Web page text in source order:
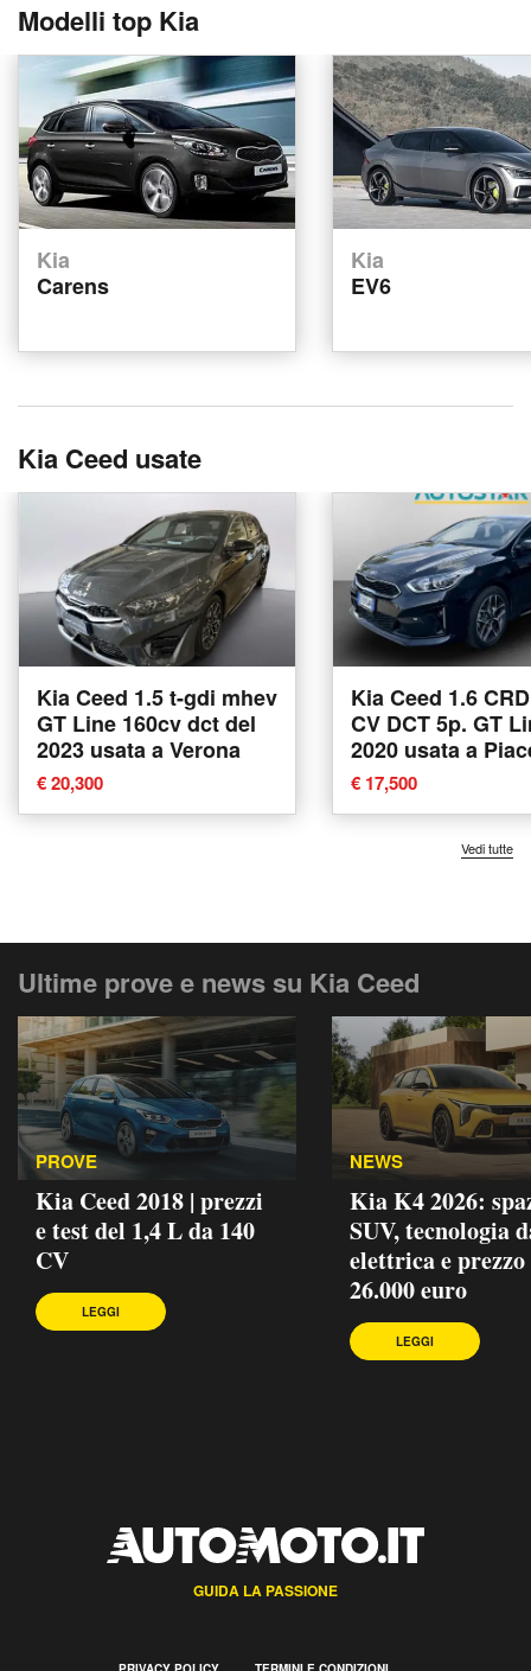
Modelli top Kia
Kia
Carens
Kia
EV6
Kia Ceed usate
Kia Ceed 1.5 t-gdi mhev
GT Line 160cv dct del
2023 usata a Verona
€ 20,300
Kia Ceed 1.6
CV DCT 5p. GT
2020 usata a
€ 17,500
Vedi tutte
Ultime prove e news su Kia Ceed
PROVE
Kia Ceed 2018 | prezzi
e test del 1,4 L da 140
CV
LEGGI
NEWS
Kia K4 2026:
SUV, tecnologia
elettrica e prezzo
26.000 euro
LEGGI
GUIDA LA PASSIONE